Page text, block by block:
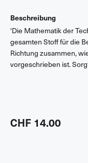
Beschreibung
'Die Mathematik der
gesamten Stoff für die
Richtung zusammen,
vorgeschrieben ist.
Aufgaben und
aufgebauten
Fachhochschulen
CHF 14.00